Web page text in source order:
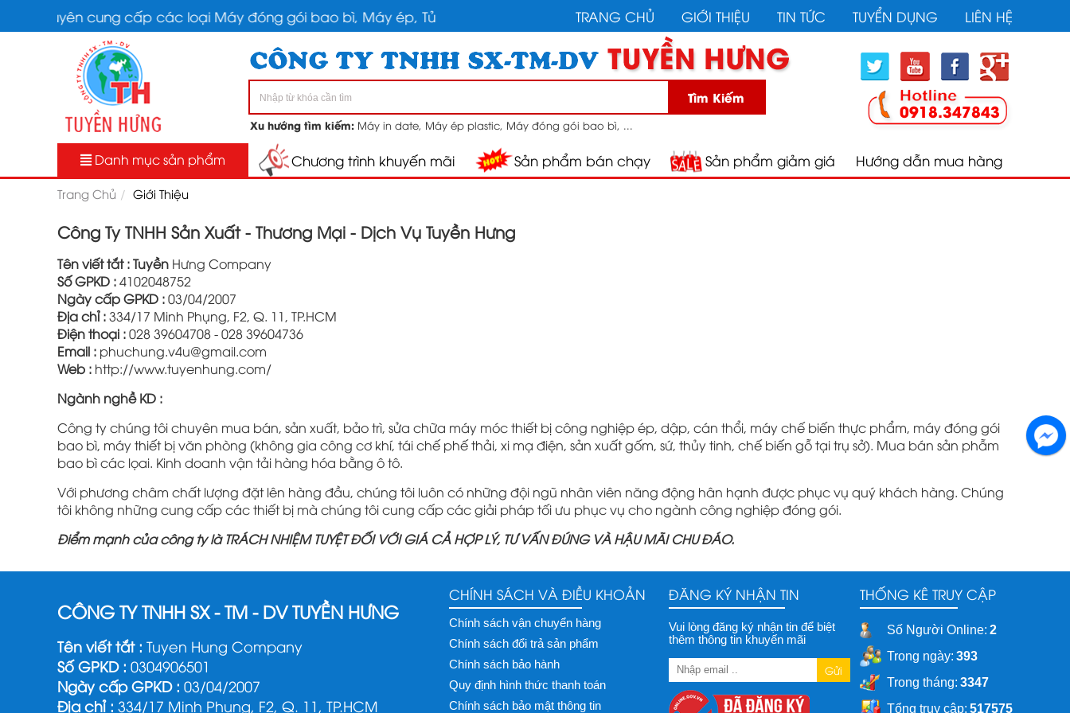
Chuyên cung cấp các loại Máy đóng gói bao bì, Máy ép, Tủ sấy, Máy rút màng co, Máy định hình, Máy hút chân không, Máy thiết bị văn phòng phẩm, Túi và
TRANG CHỦ GIỚI THIỆU TIN TỨC TUYỂN DỤNG LIÊN HỆ
Tìm Kiếm
Xu hướng tìm kiếm: Máy in date, Máy ép plastic, Máy đóng gói bao bì, ...
0918.347843
Danh mục sản phẩm Chương trình khuyến mãi Sản phẩm bán chạy Sản phẩm giảm giá Hướng dẫn mua hàng
Trang Chủ Giới Thiệu
Công Ty TNHH Sản Xuất - Thương Mại - Dịch Vụ Tuyền Hưng
Tên viết tắt : Tuyền Hưng Company
Số GPKD :4102048752
Ngày cấp GPKD :03/04/2007
Địa chỉ :334/17 Minh Phụng, F2, Q. 11, TP.HCM
Điện thoại :028 39604708 - 028 39604736
Email : phuchung.v4u@gmail.com
Web : http://www.tuyenhung.com/
Ngành nghề KD :
Công ty chúng tôi chuyên mua bán, sản xuất, bảo trì, sửa chữa máy móc thiết bị công nghiệp ép, dập, cán thổi, máy chế biến thực phẩm, máy đóng gói
bao bì, máy thiết bị văn phòng (không gia công cơ khí, tái chế phế thải, xi mạ điện, sản xuất gốm, sứ, thủy tinh, chế biến gỗ tại trụ sở). Mua bán sản phẫm
bao bì các lọai. Kinh doanh vận tải hàng hóa bằng ô tô.
Với phương châm chất lượng đặt lên hàng đầu, chúng tôi luôn có những đội ngũ nhân viên năng động hân hạnh được phục vụ quý khách hàng. Chúng
tôi không những cung cấp các thiết bị mà chúng tôi cung cấp các giải pháp tối ưu phục vụ cho ngành công nghiệp đóng gói.
Điểm mạnh của công ty là TRÁCH NHIỆM TUYỆT ĐỐI VỚI GIÁ CẢ HỢP LÝ, TƯ VẤN ĐÚNG VÀ HẬU MÃI CHU ĐÁO.
CÔNG TY TNHH SX - TM - DV TUYỀN HƯNG
Tên viết tắt : Tuyen Hung Company
Số GPKD : 0304906501
Ngày cấp GPKD : 03/04/2007
Địa chỉ : 334/17 Minh Phụng, F2, Q. 11, TP.HCM
CHÍNH SÁCH VÀ ĐIỀU KHOẢN
Chính sách vận chuyển hàng
Chính sách đổi trả sản phẩm
Chính sách bảo hành
Quy định hình thức thanh toán
Chính sách bảo mật thông tin
ĐĂNG KÝ NHẬN TIN
Vui lòng đăng ký nhận tin để biệt
thêm thông tin khuyến mãi
Gửi
THỐNG KÊ TRUY CẬP
Số Người Online: 2
Trong ngày: 393
Trong tháng: 3347
Tổng truy cập: 517575